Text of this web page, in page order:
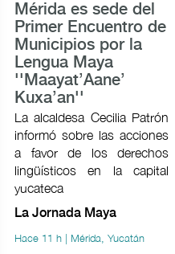
Mérida es sede del
Primer Encuentro de
Municipios por la
Lengua Maya
''Maayat’Aane’
Kuxa’an''
La alcaldesa Cecilia Patrón
informó sobre las acciones
a favor de los derechos
lingüísticos en la capital
yucateca
La Jornada Maya
Hace 11 h | Mérida, Yucatán